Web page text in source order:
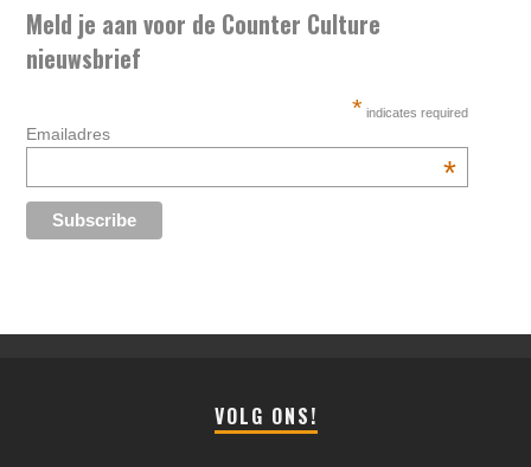
Meld je aan voor de Counter Culture
nieuwsbrief
* indicates required
Emailadres
*
VOLG ONS!